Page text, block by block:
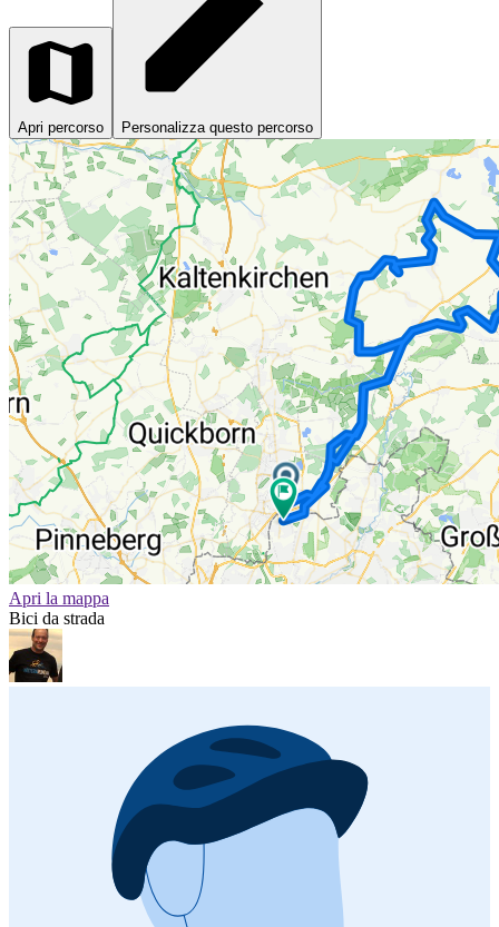
Apri percorso Personalizza questo percorso
Apri la mappa
Bici da strada